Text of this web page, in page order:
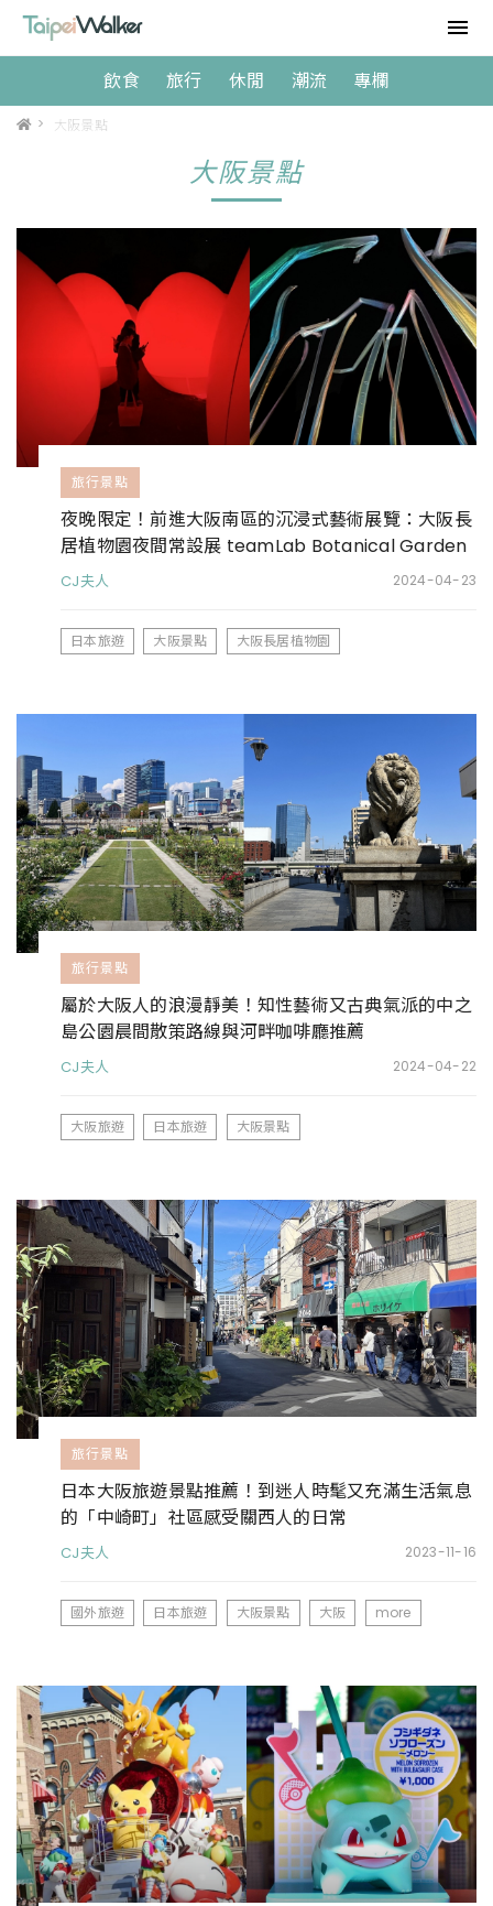
飲食 旅行 休閒 潮流 專欄
> 大阪景點
大阪景點
旅行景點
夜晚限定！前進大阪南區的沉浸式藝術展覽：大阪長
居植物園夜間常設展 teamLab Botanical Garden
Osaka
CJ夫人 2024-04-23
日本旅遊 大阪景點 大阪長居植物園
旅行景點
屬於大阪人的浪漫靜美！知性藝術又古典氣派的中之
島公園晨間散策路線與河畔咖啡廳推薦
CJ夫人 2024-04-22
大阪旅遊 日本旅遊 大阪景點
旅行景點
日本大阪旅遊景點推薦！到迷人時髦又充滿生活氣息
的「中崎町」社區感受關西人的日常
CJ夫人 2023-11-16
國外旅遊 日本旅遊 大阪景點 大阪 more